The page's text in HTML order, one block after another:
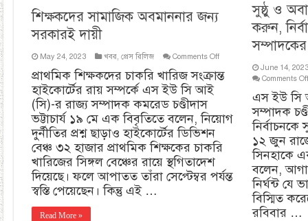
সুষ্ঠু ও
করুন,
সম্পাদকের
June 14,
Comments
এস ইউ সি
সম্পাদক
১২ জুন
সিনহাকে
বলেন,
নির্ঘন্ট যে
বিস্মিত
রবিবার …
শিক্ষকদের সামাজিক অবমাননার জন্য
সরকারই দায়ী
May 24, 2023 খবর ,প্রেস রিলিজ Comments Offon
সামাজিক
দায়ী
প্রাথমিক শিক্ষকদের চাকরি খারিজ সংক্রান্ত
হাইকোর্টের রায় সম্পর্কে এস ইউ সি আই
(সি)-র রাজ্য সম্পাদক কমরেড চণ্ডীদাস
ভট্টাচার্য ১৯ মে এক বিবৃতিতে বলেন, নিয়োগ
দুর্নীতির প্রশ্ন ছাড়াও হাইকোর্টের ডিভিশন
বেঞ্চ ৩২ হাজার প্রাথমিক শিক্ষকের চাকরি
খারিজের সিঙ্গল বেঞ্চের রায়ে স্থগিতাদেশ
দিয়েছে। ফলে আপাতত তাঁরা সেপ্টেম্বর পর্যন্ত
স্বস্তি পেয়েছেন। কিন্তু এই …
Read More »